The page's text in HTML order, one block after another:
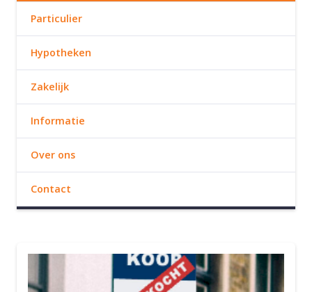
Particulier
Hypotheken
Zakelijk
Informatie
Over ons
Contact